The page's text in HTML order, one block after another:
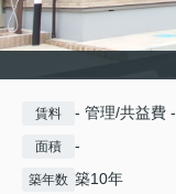
賃料 - 管理/共益費 -
面積 -
築年数 築10年